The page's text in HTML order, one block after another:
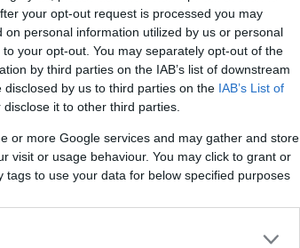
your opt-out request is processed you may
personal information utilized by us or personal
your opt-out. You may separately opt-out of the
by third parties on the IAB’s list of downstream
by us to third parties on the IAB’s List of
it to other third parties.
or more Google services and may gather and store
visit or usage behaviour. You may click to grant or
to use your data for below specified purposes
férfi és egy nõ - felvételi
egy multinacionális vállalathoz,
igazgatót keresnek. A korábbi
- ez lesz az utolsó